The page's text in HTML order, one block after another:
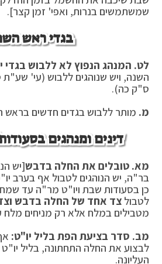
שמשתמשים בנרות, ואפי' זמן קצר].
בגדי ראש
לט. המנהג הנפוץ לא ללבוש בגדי
השנה, ויש שנוהגים ללבוש (עי'
ס"ק כה).
מ. מותר ללבוש בגדים חדשים בראש
דינים ומנהגים
מא. טובלים את החלה בדבש[יש
בר"ה, יש הנוהגים לטבול אף בערב
כן בסעודות שבת ויו"ט מר"ה עד
לטבולצד אחד של החלה בדבש
מטבילים במלח אלא רק מניחים מלח
מב. סדר בציעת הפת בליל יו"ט:
לבצוע את החלה התחתונה, בליל
העליונה.